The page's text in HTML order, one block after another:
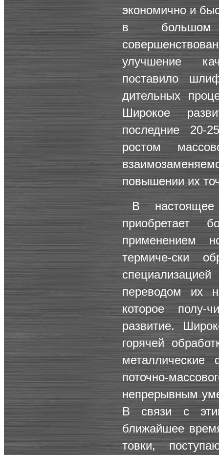
экономично и
в большом
улучшение
поставило
дительных
Широкое
последние 20-
ростом
повышении их
В
приобретает
применением
термиче-ски
переводом их
которое
развитие.
горячей
поточно-
непрерывным
В связи с
ближайшее
товки,